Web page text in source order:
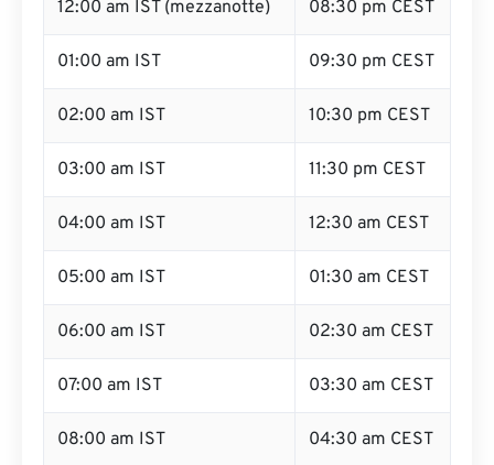
12:00 am IST (mezzanotte) 08:30 pm CEST
01:00 am IST 09:30 pm CEST
02:00 am IST 10:30 pm CEST
03:00 am IST 11:30 pm CEST
04:00 am IST 12:30 am CEST
05:00 am IST 01:30 am CEST
06:00 am IST 02:30 am CEST
07:00 am IST 03:30 am CEST
08:00 am IST 04:30 am CEST